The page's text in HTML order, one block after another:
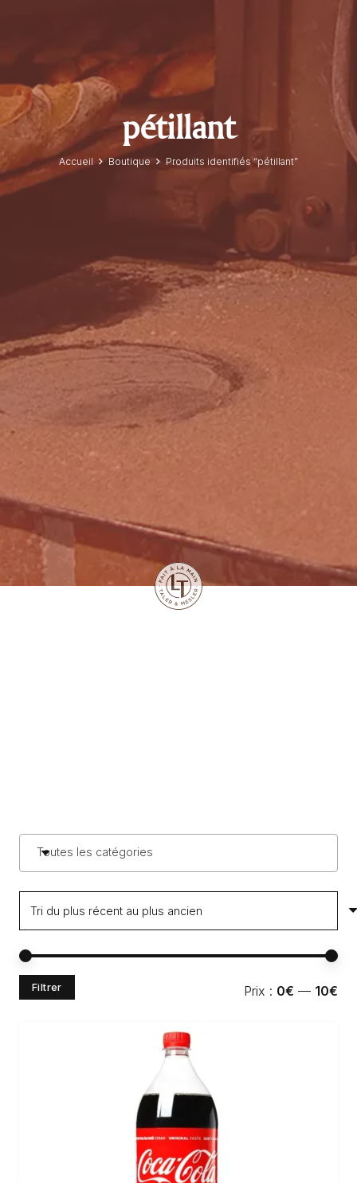
pétillant
Accueil Boutique Produits identifiés “pétillant”
Toutes les catégories
Filtrer Prix : 0€ — 10€